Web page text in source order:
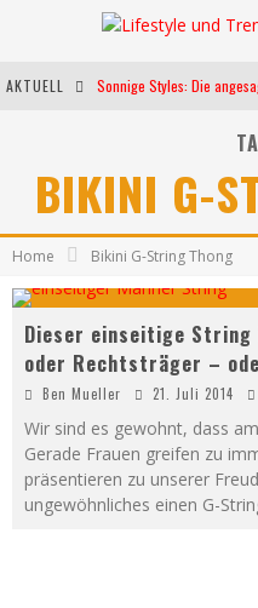
AKTUELL
Weltfrauentag - Eine Feier
BIKINI G-
Home Bikini G-String Thong
Dieser einseitige
oder Rechtsträger –
Ben Mueller 21. Juli 2014
Wir sind es gewohnt, dass
Gerade Frauen greifen zu
präsentieren zu unserer
ungewöhnliches einen G-